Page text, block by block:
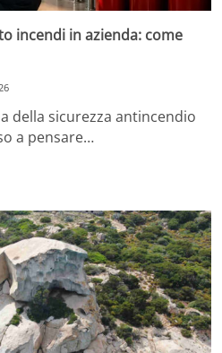
incendi in azienda: come
della sicurezza antincendio
a pensare…